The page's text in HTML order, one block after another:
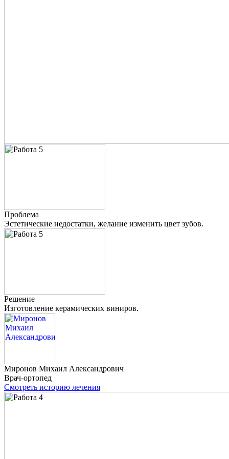
Проблема
Эстетические недостатки, желание изменить цвет зубов.
Решение
Изготовление керамических виниров.
Миронов Михаил Александрович
Врач-ортопед
Смотреть историю лечения